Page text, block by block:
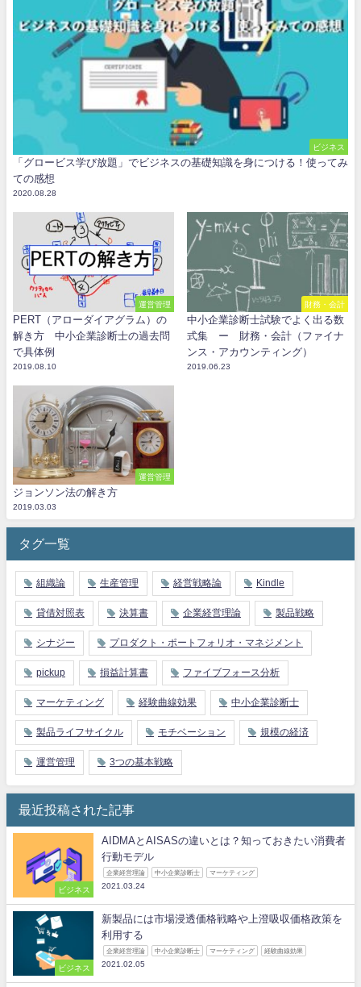
ビジネス
「グロービス学び放題」でビジネスの基礎知識を身につける！使ってみ
ての感想
2020.08.28
運営管理
PERT（アローダイアグラム）の
解き方 中小企業診断士の過去問
で具体例
2019.08.10
財務・会計
中小企業診断士試験でよく出る数
式集 ー 財務・会計（ファイナ
ンス・アカウンティング）
2019.06.23
運営管理
ジョンソン法の解き方
2019.03.03
タグ一覧
組織論 生産管理 経営戦略論 Kindle
貸借対照表 決算書 企業経営理論 製品戦略
シナジー プロダクト・ポートフォリオ・マネジメント
pickup 損益計算書 ファイブフォース分析
マーケティング 経験曲線効果 中小企業診断士
製品ライフサイクル モチベーション 規模の経済
運営管理 3つの基本戦略
最近投稿された記事
ビジネス
AIDMAとAISASの違いとは？知っておきたい消費者
行動モデル
企業経営理論 中小企業診断士 マーケティング
2021.03.24
ビジネス
新製品には市場浸透価格戦略や上澄吸収価格政策を
利用する
企業経営理論 中小企業診断士 マーケティング 経験曲線効果
2021.02.05